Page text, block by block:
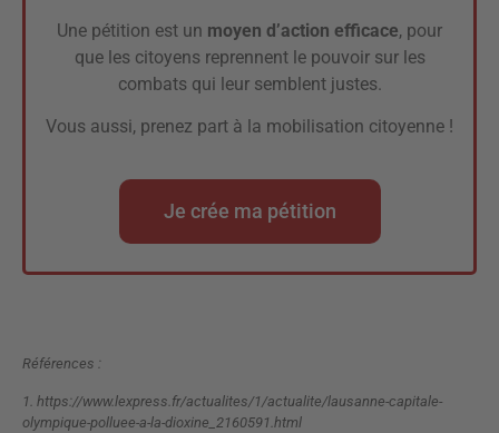
Une pétition est un moyen d’action efficace, pour
que les citoyens reprennent le pouvoir sur les
combats qui leur semblent justes.
Vous aussi, prenez part à la mobilisation citoyenne !
Je crée ma pétition
Références :
1. https://www.lexpress.fr/actualites/1/actualite/lausanne-capitale-
olympique-polluee-a-la-dioxine_2160591.html